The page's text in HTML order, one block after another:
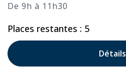
De 9h à 11h30
Places restantes : 5
Détails